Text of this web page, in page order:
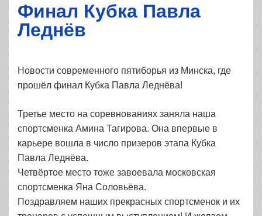
Финал Кубка Павла
Леднёв
Новости современного пятиборья из Минска, где
прошёл финал Кубка Павла Леднёва!
Третье место на соревнованиях заняла наша
спортсменка Амина Тагирова. Она впервые в
карьере вошла в число призеров этапа Кубка
Павла Леднёва.
Четвёртое место тоже завоевала московская
спортсменка Яна Соловьёва.
Поздравляем наших прекрасных спортсменок и их